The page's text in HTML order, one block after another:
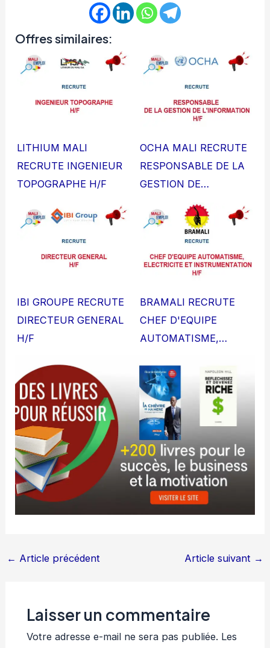
Offres similaires:
LITHIUM MALI
RECRUTE INGENIEUR
TOPOGRAPHE H/F
OCHA MALI RECRUTE
RESPONSABLE DE LA
GESTION DE…
IBI GROUPE RECRUTE
DIRECTEUR GENERAL
H/F
BRAMALI RECRUTE
CHEF D'EQUIPE
AUTOMATISME,…
← Article précédent Article suivant →
Laisser un commentaire
Votre adresse e-mail ne sera pas publiée. Les